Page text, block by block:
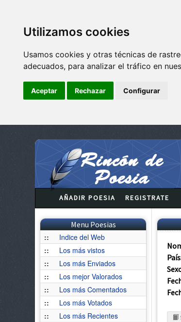
Utilizamos cookies
Usamos cookies y otras técnicas de
adecuados, para analizar el tráfico en
Aceptar Rechazar Configurar
AÑADIR POESIA REGISTRATE
Menu Poesias
::
Indice del Web
::
Los más vistos
::
Los más Enviados
::
Los mejor Valorados
::
Los más Comentados
::
Los más Votados
::
Los más Recientes